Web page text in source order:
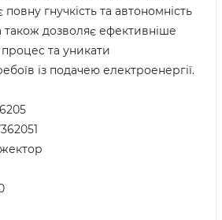
гнучкість та автономність
також дозволяє ефективніше
та уникати
із подачею електроенергії.